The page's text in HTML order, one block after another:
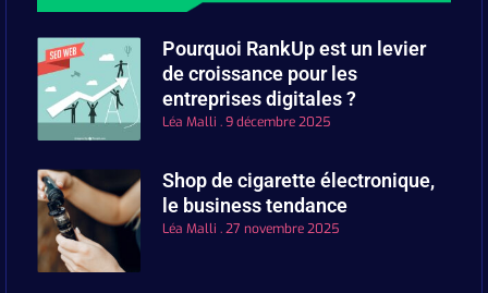
Pourquoi RankUp est un levier
de croissance pour les
entreprises digitales ?
Léa Malli 9 décembre 2025
Shop de cigarette électronique,
le business tendance
Léa Malli 27 novembre 2025